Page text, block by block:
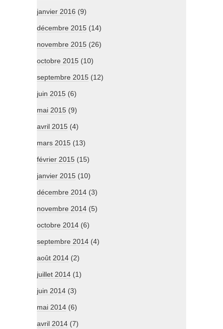
janvier 2016 (9)
décembre 2015 (14)
novembre 2015 (26)
octobre 2015 (10)
septembre 2015 (12)
juin 2015 (6)
mai 2015 (9)
avril 2015 (4)
mars 2015 (13)
février 2015 (15)
janvier 2015 (10)
décembre 2014 (3)
novembre 2014 (5)
octobre 2014 (6)
septembre 2014 (4)
août 2014 (2)
juillet 2014 (1)
juin 2014 (3)
mai 2014 (6)
avril 2014 (7)